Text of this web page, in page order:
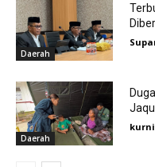
Daerah
Daerah